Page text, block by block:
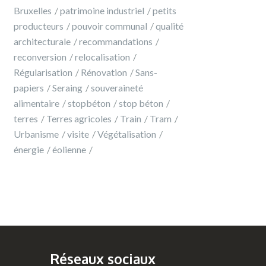
Bruxelles
patrimoine industriel
petits
producteurs
pouvoir communal
qualité
architecturale
recommandations
reconversion
relocalisation
Régularisation
Rénovation
Sans-
papiers
Seraing
souveraineté
alimentaire
stopbéton
stop béton
terres
Terres agricoles Train
Tram
Urbanisme
visite
Végétalisation
énergie
éolienne
Réseaux sociaux